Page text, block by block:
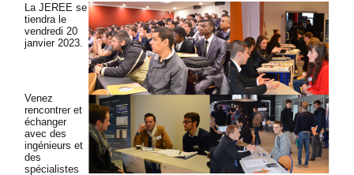
La JEREE se
tiendra le
vendredi 20
janvier 2023.
Venez
rencontrer et
échanger
avec des
ingénieurs et
des
spécialistes